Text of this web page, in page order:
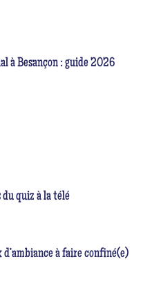
à Besançon : guide 2026
du quiz à la télé
à faire confiné(e)